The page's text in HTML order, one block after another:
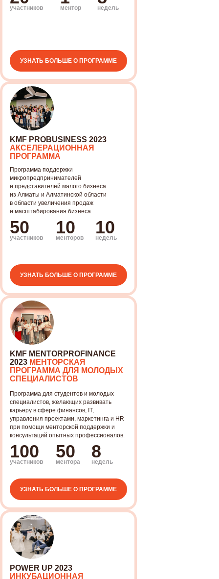
участников ментор недель
УЗНАТЬ БОЛЬШЕ О ПРОГРАММЕ
50
участников
10
менторов
10
недель
KMF PROBUSINESS 2023
АКСЕЛЕРАЦИОННАЯ
ПРОГРАММА
Программа поддержки
микропредпринимателей
и представителей малого бизнеса
из Алматы и Алматинской области
в области увеличения продаж
и масштабирования бизнеса.
УЗНАТЬ БОЛЬШЕ О ПРОГРАММЕ
100
участников
50
ментора
8
недель
KMF MENTORPROFINANCE
2023 МЕНТОРСКАЯ
ПРОГРАММА ДЛЯ МОЛОДЫХ
СПЕЦИАЛИСТОВ
Программа для студентов и молодых
специалистов, желающих развивать
карьеру в сфере финансов, IT,
управления проектами, маркетинга и HR
при помощи менторской поддержки и
консультаций опытных профессионалов.
УЗНАТЬ БОЛЬШЕ О ПРОГРАММЕ
POWER UP 2023
ИНКУБАЦИОННАЯ